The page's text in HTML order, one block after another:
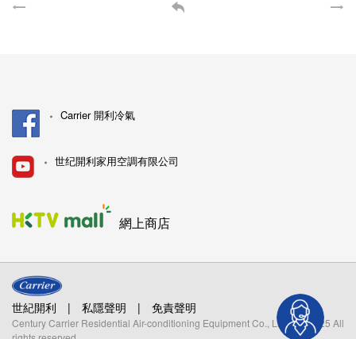
Carrier 開利冷氣
世纪開利家用空調有限公司
網上商店
世紀開利 | 私隱聲明 | 免責聲明
Century Carrier Residential Air-conditioning Equipment Co., Limited. 2025 All